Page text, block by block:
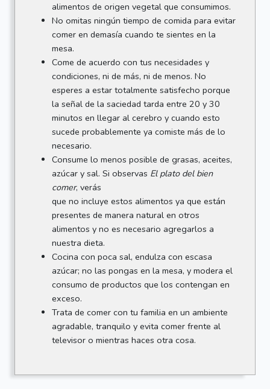
alimentos de origen vegetal que consumimos.
No omitas ningún tiempo de comida para evitar
comer en demasía cuando te sientes en la
mesa.
Come de acuerdo con tus necesidades y
condiciones, ni de más, ni de menos. No
esperes a estar totalmente satisfecho porque
la señal de la saciedad tarda entre 20 y 30
minutos en llegar al cerebro y cuando esto
sucede probablemente ya comiste más de lo
necesario.
Consume lo menos posible de grasas, aceites,
azúcar y sal. Si observas El plato del bien
comer, verás
que no incluye estos alimentos ya que están
presentes de manera natural en otros
alimentos y no es necesario agregarlos a
nuestra dieta.
Cocina con poca sal, endulza con escasa
azúcar; no las pongas en la mesa, y modera el
consumo de productos que los contengan en
exceso.
Trata de comer con tu familia en un ambiente
agradable, tranquilo y evita comer frente al
televisor o mientras haces otra cosa.